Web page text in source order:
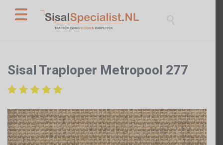
Sisal Traploper Metropool 277